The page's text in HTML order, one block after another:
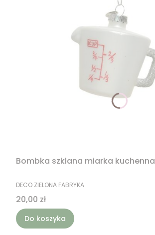
Bombka szklana miarka kuchenna
PRODUCENT
DECO ZIELONA FABRYKA
Cena
20,00 zł
Do koszyka